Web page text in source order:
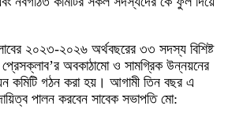
২০২৩-২০২৬ অর্থবছরের ৩৩ সদস্য বিশিষ্ট
প্রেসক্লাব’র অবকাঠামো ও সামগ্রিক উন্নয়নের
কমিটি গঠন করা হয়। আগামী তিন বছর এ
পালন করবেন সাবেক সভাপতি মো: